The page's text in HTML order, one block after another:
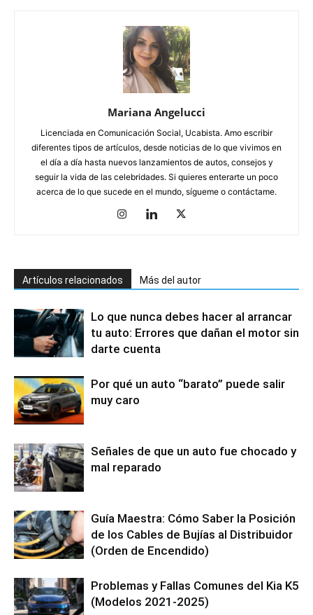
Mariana Angelucci
Licenciada en Comunicación Social, Ucabista. Amo escribir
diferentes tipos de artículos, desde noticias de lo que vivimos en
el día a día hasta nuevos lanzamientos de autos, consejos y
seguir la vida de las celebridades. Si quieres enterarte un poco
acerca de lo que sucede en el mundo, sígueme o contáctame.
Artículos relacionados Más del autor
Lo que nunca debes hacer al arrancar
tu auto: Errores que dañan el motor sin
darte cuenta
Por qué un auto “barato” puede salir
muy caro
Señales de que un auto fue chocado y
mal reparado
Guía Maestra: Cómo Saber la Posición
de los Cables de Bujías al Distribuidor
(Orden de Encendido)
Problemas y Fallas Comunes del Kia K5
(Modelos 2021-2025)